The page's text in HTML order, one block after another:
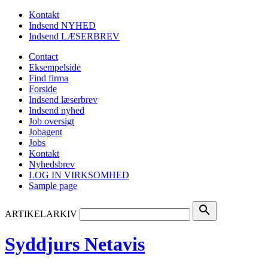
Kontakt
Indsend NYHED
Indsend LÆSERBREV
Contact
Eksempelside
Find firma
Forside
Indsend læserbrev
Indsend nyhed
Job oversigt
Jobagent
Jobs
Kontakt
Nyhedsbrev
LOG IN VIRKSOMHED
Sample page
ARTIKELARKIV search
Syddjurs Netavis